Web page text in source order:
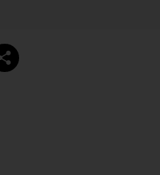
Mail teilen
Link kopieren